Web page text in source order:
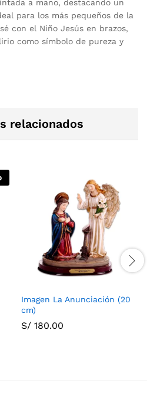
a mano, destacando un
para los más pequeños de la
con el Niño Jesús en brazos,
como símbolo de pureza y
relacionados
Imagen La Anunciación (20
cm)
S/ 180.00